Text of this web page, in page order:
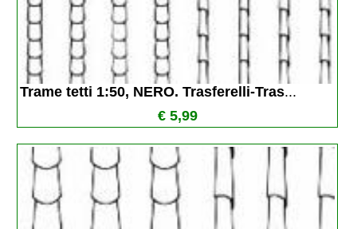
Trame tetti 1:50, NERO. Trasferelli-Tras...
€ 5,99